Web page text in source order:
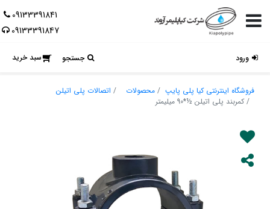
09133391841
09133391847
سبد خرید جستجو ورود
فروشگاه اینترنتی کیا پلی پایپ محصولات
اتصالات پلی اتیلن
کمربند پلی اتیلن ½*90 میلیمتر